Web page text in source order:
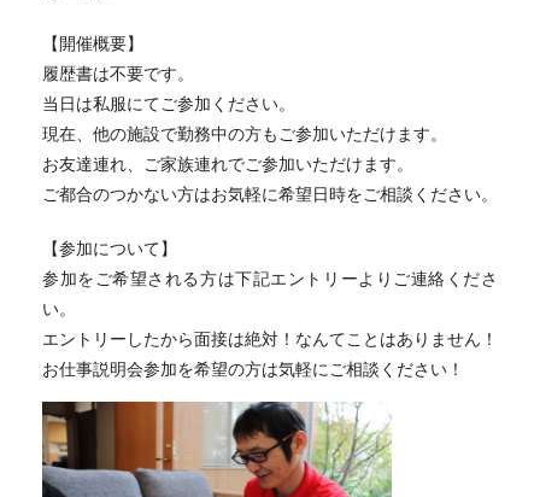
【開催概要】
履歴書は不要です。
当日は私服にてご参加ください。
現在、他の施設で勤務中の方もご参加いただけます。
お友達連れ、ご家族連れでご参加いただけます。
ご都合のつかない方はお気軽に希望日時をご相談ください。
【参加について】
参加をご希望される方は下記エントリーよりご連絡くださ
い。
エントリーしたから面接は絶対！なんてことはありません！
お仕事説明会参加を希望の方は気軽にご相談ください！